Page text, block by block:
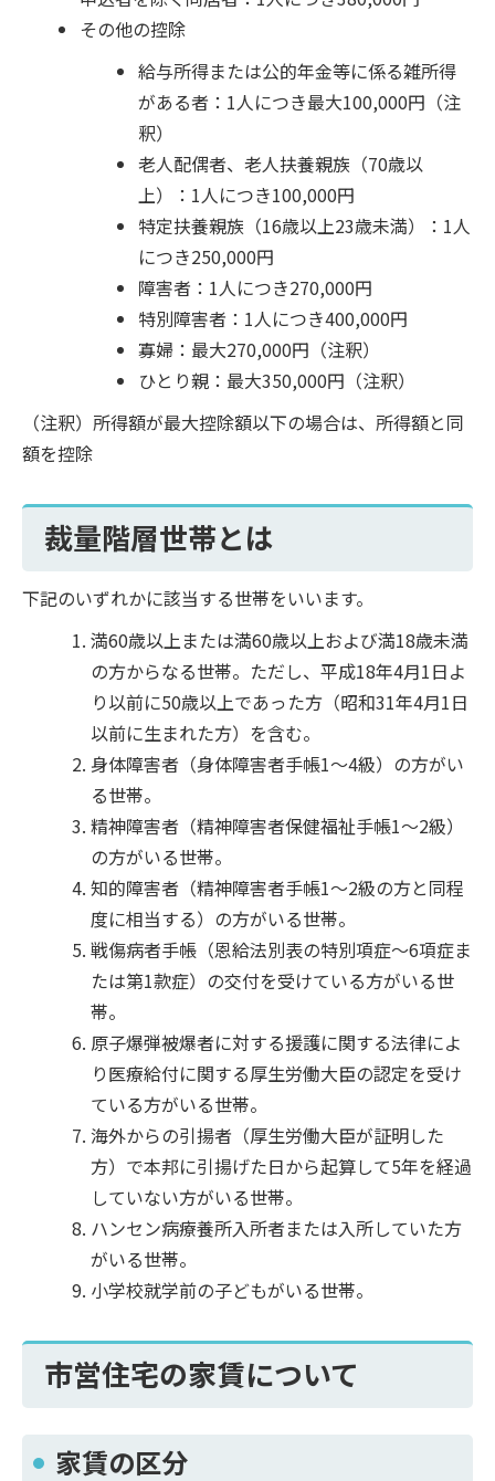
その他の控除
給与所得または公的年金等に係る雑所得
がある者：1人につき最大100,000円（注
釈）
老人配偶者、老人扶養親族（70歳以
上）：1人につき100,000円
特定扶養親族（16歳以上23歳未満）：1人
につき250,000円
障害者：1人につき270,000円
特別障害者：1人につき400,000円
寡婦：最大270,000円（注釈）
ひとり親：最大350,000円（注釈）
（注釈）所得額が最大控除額以下の場合は、所得額と同
額を控除
裁量階層世帯とは
下記のいずれかに該当する世帯をいいます。
満60歳以上または満60歳以上および満18歳未満
の方からなる世帯。ただし、平成18年4月1日よ
り以前に50歳以上であった方（昭和31年4月1日
以前に生まれた方）を含む。
身体障害者（身体障害者手帳1～4級）の方がい
る世帯。
精神障害者（精神障害者保健福祉手帳1～2級）
の方がいる世帯。
知的障害者（精神障害者手帳1～2級の方と同程
度に相当する）の方がいる世帯。
戦傷病者手帳（恩給法別表の特別項症～6項症ま
たは第1款症）の交付を受けている方がいる世
帯。
原子爆弾被爆者に対する援護に関する法律によ
り医療給付に関する厚生労働大臣の認定を受け
ている方がいる世帯。
海外からの引揚者（厚生労働大臣が証明した
方）で本邦に引揚げた日から起算して5年を経過
していない方がいる世帯。
ハンセン病療養所入所者または入所していた方
がいる世帯。
小学校就学前の子どもがいる世帯。
市営住宅の家賃について
家賃の区分